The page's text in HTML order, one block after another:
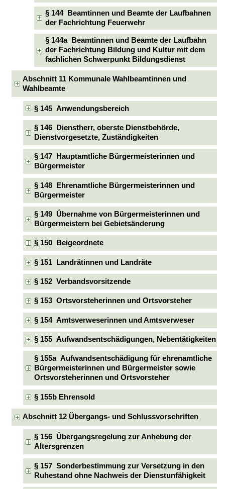
§ 144 Beamtinnen und Beamte der Laufbahnen
der Fachrichtung Feuerwehr
§ 144a Beamtinnen und Beamte der Laufbahn
der Fachrichtung Bildung und Kultur mit dem
fachlichen Schwerpunkt Bildungsdienst
Abschnitt 11 Kommunale Wahlbeamtinnen und
Wahlbeamte
§ 145 Anwendungsbereich
§ 146 Dienstherr, oberste Dienstbehörde,
Dienstvorgesetzte, Zuständigkeiten
§ 147 Hauptamtliche Bürgermeisterinnen und
Bürgermeister
§ 148 Ehrenamtliche Bürgermeisterinnen und
Bürgermeister
§ 149 Übernahme von Bürgermeisterinnen und
Bürgermeistern bei Gebietsänderung
§ 150 Beigeordnete
§ 151 Landrätinnen und Landräte
§ 152 Verbandsvorsitzende
§ 153 Ortsvorsteherinnen und Ortsvorsteher
§ 154 Amtsverweserinnen und Amtsverweser
§ 155 Aufwandsentschädigungen, Nebentätigkeiten
§ 155a Aufwandsentschädigung für ehrenamtliche
Bürgermeisterinnen und Bürgermeister sowie
Ortsvorsteherinnen und Ortsvorsteher
§ 155b Ehrensold
Abschnitt 12 Übergangs- und Schlussvorschriften
§ 156 Übergangsregelung zur Anhebung der
Altersgrenzen
§ 157 Sonderbestimmung zur Versetzung in den
Ruhestand ohne Nachweis der Dienstunfähigkeit